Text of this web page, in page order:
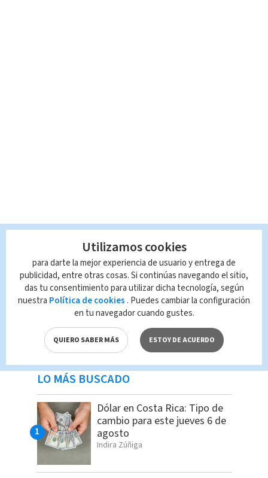
LO MÁS BUSCADO
Dólar en Costa Rica: Tipo de
cambio para este jueves 6 de
agosto
Indira Zúñiga
Utilizamos cookies
para darte la mejor experiencia de usuario y entrega de
publicidad, entre otras cosas. Si continúas navegando el sitio,
das tu consentimiento para utilizar dicha tecnología, según
nuestra Política de cookies . Puedes cambiar la configuración
en tu navegador cuando gustes.
QUIERO SABER MÁS ESTOY DE ACUERDO